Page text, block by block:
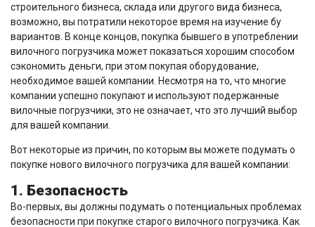
строительного бизнеса, склада или другого вида бизнеса,
возможно, вы потратили некоторое время на изучение бу
вариантов. В конце концов, покупка бывшего в употреблении
вилочного погрузчика может показаться хорошим способом
сэкономить деньги, при этом покупая оборудование,
необходимое вашей компании. Несмотря на то, что многие
компании успешно покупают и используют подержанные
вилочные погрузчики, это не означает, что это лучший выбор
для вашей компании.
Вот некоторые из причин, по которым вы можете подумать о
покупке нового вилочного погрузчика для вашей компании:
1. Безопасность
Во-первых, вы должны подумать о потенциальных проблемах
безопасности при покупке старого вилочного погрузчика. Как